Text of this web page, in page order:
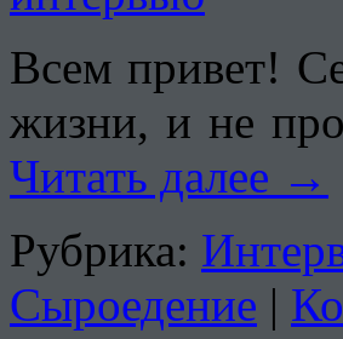
Всем привет!
жизни, и не
Читать далее →
Рубрика:
Сыроедение |